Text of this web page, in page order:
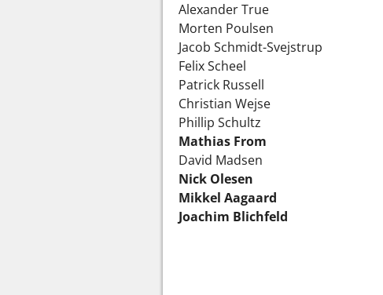
Alexander True
Morten Poulsen
Jacob Schmidt-Svejstrup
Felix Scheel
Patrick Russell
Christian Wejse
Phillip Schultz
Mathias From
David Madsen
Nick Olesen
Mikkel Aagaard
Joachim Blichfeld